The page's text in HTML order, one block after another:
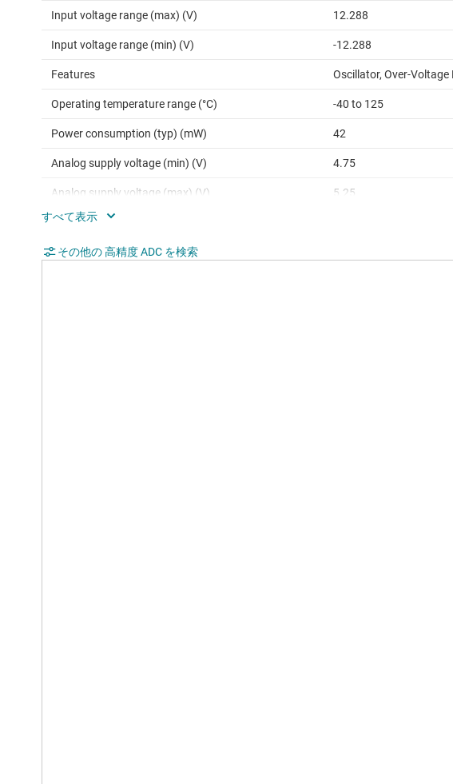
Input voltage range (max) (V) 12.288
Input voltage range (min) (V) -12.288
Features Oscillator, Over-Voltage
Operating temperature range (°C) -40 to 125
Power consumption (typ) (mW) 42
Analog supply voltage (min) (V) 4.75
Analog supply voltage (max) (V) 5.25
SNR (dB)
Digital supply (min) (V)
その他の 高精度 ADC を検索